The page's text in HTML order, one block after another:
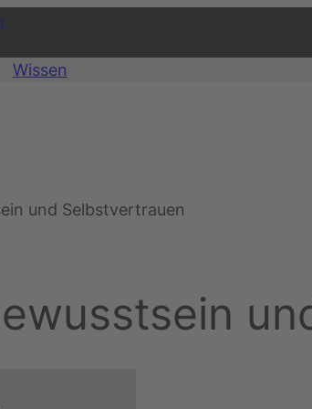
Wissen
und Selbstvertrauen